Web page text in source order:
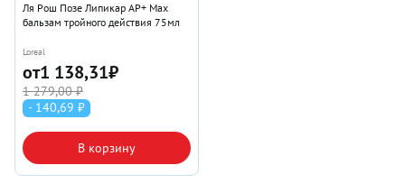
Ля Рош Позе Липикар AP+ Max
бальзам тройного действия 75мл
Loreal
от1 138,31₽
1 279,00 ₽
- 140,69 ₽
В корзину